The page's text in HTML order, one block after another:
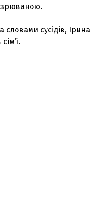
словами сусідів, Ірина